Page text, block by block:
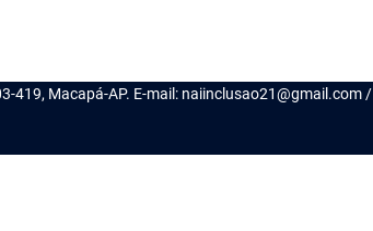
419, Macapá-AP. E-mail: naiinclusao21@gmail.com /